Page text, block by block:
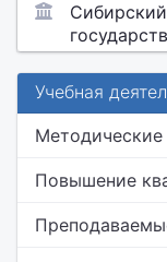
Учебная
Методические
Повышение